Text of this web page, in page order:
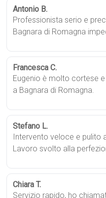
Antonio B.
Professionista serio e
Bagnara di Romagna
Francesca C.
Eugenio è molto cortese
a Bagnara di Romagna.
Stefano L.
Intervento veloce e pulito
Lavoro svolto alla
Chiara T.
Servizio rapido, ho